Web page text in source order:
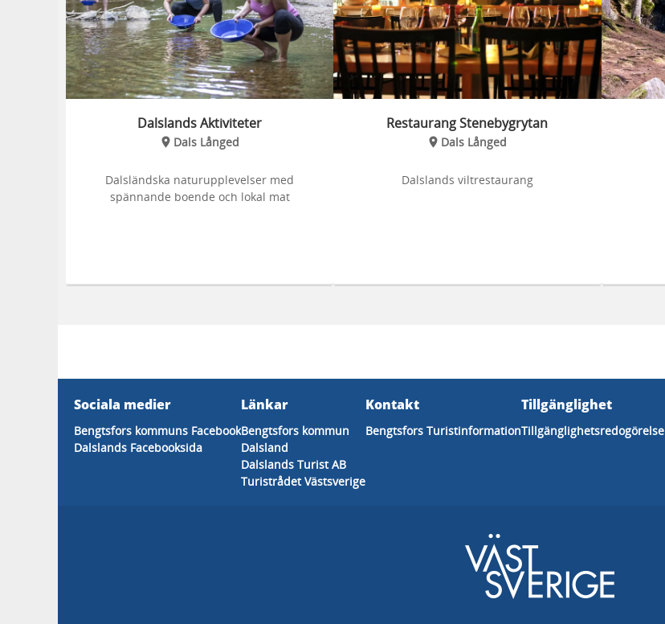
Dalslands Aktiviteter
Dals Långed
Dalsländska naturupplevelser med
spännande boende och lokal mat
Restaurang Stenebygrytan
Dals Långed
Dalslands viltrestaurang
Sociala medier
Bengtsfors kommuns Facebook
Dalslands Facebooksida
Länkar
Bengtsfors kommun
Dalsland
Dalslands Turist AB
Turistrådet Västsverige
Kontakt
Bengtsfors Turistinformation
Tillgänglighet
Tillgänglighetsredogörelse